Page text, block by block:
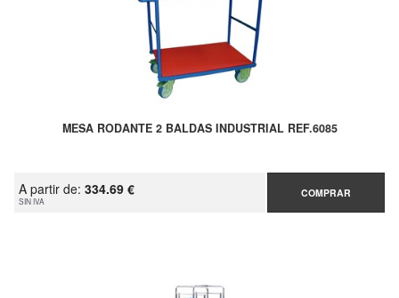
MESA RODANTE 2 BALDAS INDUSTRIAL REF.6085
A partir de: 334.69 €
SIN IVA
COMPRAR